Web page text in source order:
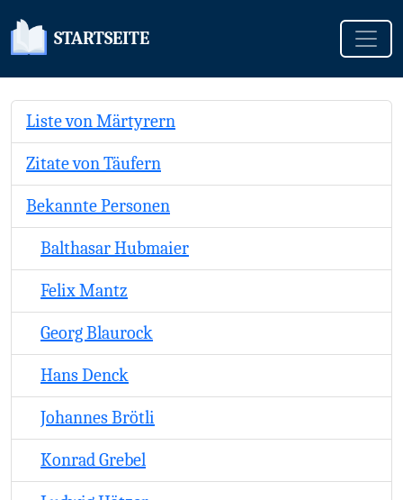
STARTSEITE
Liste von Märtyrern
Zitate von Täufern
Bekannte Personen
Balthasar Hubmaier
Felix Mantz
Georg Blaurock
Hans Denck
Johannes Brötli
Konrad Grebel